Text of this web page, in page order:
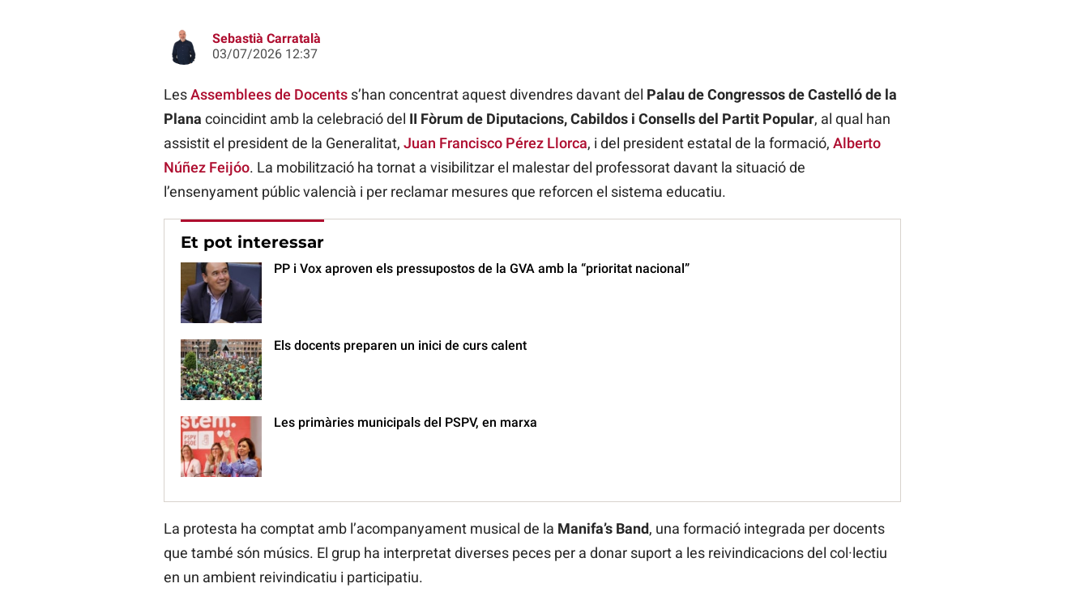
Sebastià Carratalà
03/07/2026 12:37
LesAssemblees de Docentss’han concentrat aquest divendres davant del Palau de Congressos de Castelló de la
Plana coincidint amb la celebració del II Fòrum de Diputacions, Cabildos i Consells del Partit Popular, al qual han
assistit el president de la Generalitat, Juan Francisco Pérez Llorca, i del president estatal de la formació, Alberto
Núñez Feijóo. La mobilització ha tornat a visibilitzar el malestar del professorat davant la situació de
l’ensenyament públic valencià i per reclamar mesures que reforcen el sistema educatiu.
Et pot interessar
PP i Vox aproven els pressupostos de la GVA amb la “prioritat nacional”
Els docents preparen un inici de curs calent
Les primàries municipals del PSPV, en marxa
La protesta ha comptat amb l’acompanyament musical de la Manifa’s Band, una formació integrada per docents
que també són músics. El grup ha interpretat diverses peces per a donar suport a les reivindicacions del col·lectiu
en un ambient reivindicatiu i participatiu.